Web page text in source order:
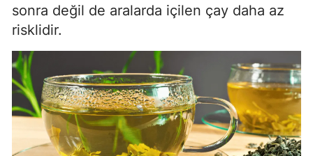
sonra değil de aralarda içilen çay daha az
risklidir.